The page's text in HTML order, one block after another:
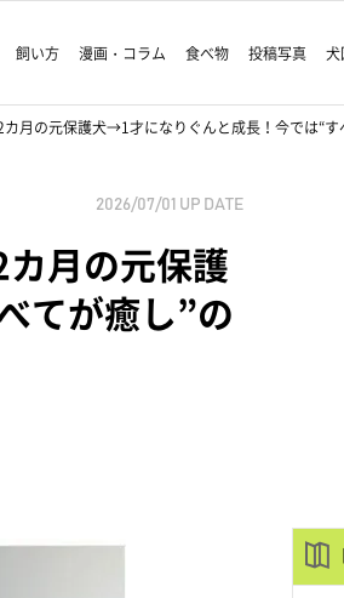
飼い方 漫画・コラム 食べ物 投稿写真 犬
カ月の元保護犬→1才になりぐんと成長！今では“す
2026/07/01 UP DATE
月の元保護
てが癒し”の